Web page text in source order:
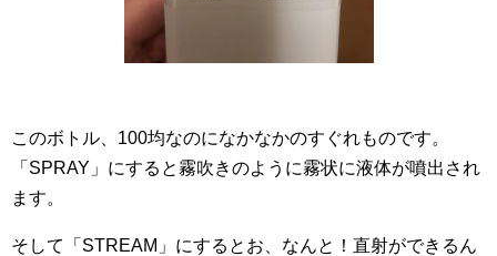
このボトル、100均なのになかなかのすぐれものです。
「SPRAY」にすると霧吹きのように霧状に液体が噴出され
ます。
そして「STREAM」にするとお、なんと！直射ができるん